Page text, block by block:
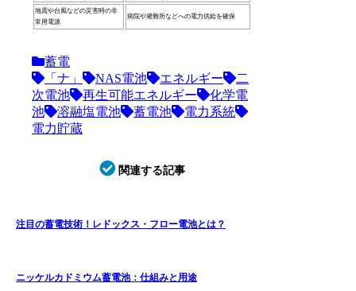
地震や台風などの災害時の非
常用電源
病院や避難所などへの電力供給を確保
蓄電
「ナ」
NAS電池 エネルギー
二
次電池
再生可能エネルギー
化学電
池
溶融塩電池 蓄電池
電力系統
電力貯蔵
関連する記事
注目の蓄電技術！レドックス・フロー電池とは？
ニッケルカドミウム蓄電池：仕組みと用途